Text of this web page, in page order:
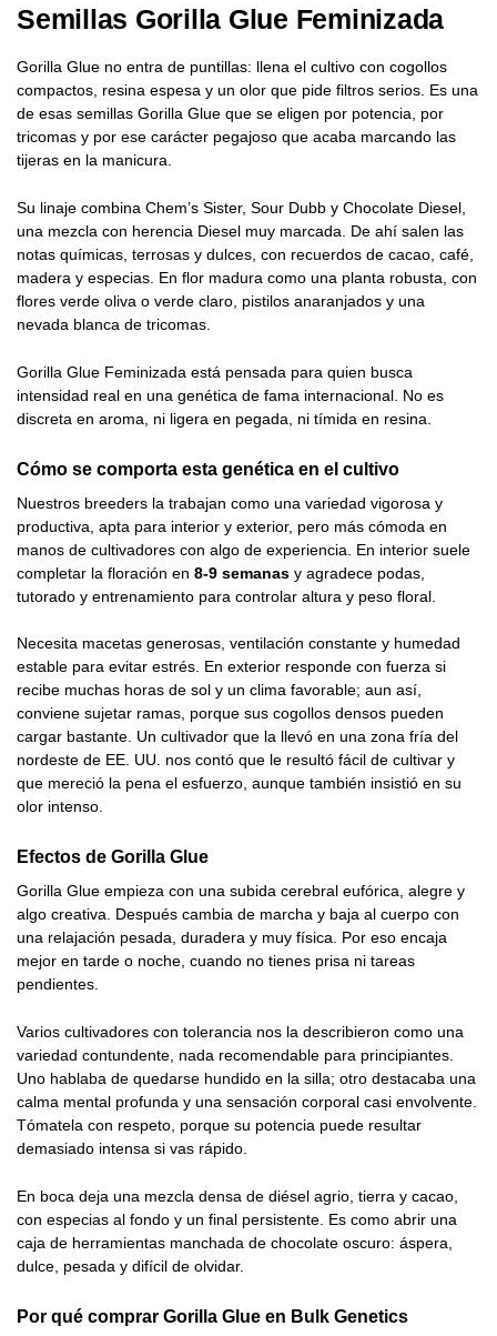
Semillas Gorilla Glue Feminizada
Gorilla Glue no entra de puntillas: llena el cultivo con cogollos
compactos, resina espesa y un olor que pide filtros serios. Es una
de esas semillas Gorilla Glue que se eligen por potencia, por
tricomas y por ese carácter pegajoso que acaba marcando las
tijeras en la manicura.
Su linaje combina Chem’s Sister, Sour Dubb y Chocolate Diesel,
una mezcla con herencia Diesel muy marcada. De ahí salen las
notas químicas, terrosas y dulces, con recuerdos de cacao, café,
madera y especias. En flor madura como una planta robusta, con
flores verde oliva o verde claro, pistilos anaranjados y una
nevada blanca de tricomas.
Gorilla Glue Feminizada está pensada para quien busca
intensidad real en una genética de fama internacional. No es
discreta en aroma, ni ligera en pegada, ni tímida en resina.
Cómo se comporta esta genética en el cultivo
Nuestros breeders la trabajan como una variedad vigorosa y
productiva, apta para interior y exterior, pero más cómoda en
manos de cultivadores con algo de experiencia. En interior suele
completar la floración en 8-9 semanas y agradece podas,
tutorado y entrenamiento para controlar altura y peso floral.
Necesita macetas generosas, ventilación constante y humedad
estable para evitar estrés. En exterior responde con fuerza si
recibe muchas horas de sol y un clima favorable; aun así,
conviene sujetar ramas, porque sus cogollos densos pueden
cargar bastante. Un cultivador que la llevó en una zona fría del
nordeste de EE. UU. nos contó que le resultó fácil de cultivar y
que mereció la pena el esfuerzo, aunque también insistió en su
olor intenso.
Efectos de Gorilla Glue
Gorilla Glue empieza con una subida cerebral eufórica, alegre y
algo creativa. Después cambia de marcha y baja al cuerpo con
una relajación pesada, duradera y muy física. Por eso encaja
mejor en tarde o noche, cuando no tienes prisa ni tareas
pendientes.
Varios cultivadores con tolerancia nos la describieron como una
variedad contundente, nada recomendable para principiantes.
Uno hablaba de quedarse hundido en la silla; otro destacaba una
calma mental profunda y una sensación corporal casi envolvente.
Tómatela con respeto, porque su potencia puede resultar
demasiado intensa si vas rápido.
En boca deja una mezcla densa de diésel agrio, tierra y cacao,
con especias al fondo y un final persistente. Es como abrir una
caja de herramientas manchada de chocolate oscuro: áspera,
dulce, pesada y difícil de olvidar.
Por qué comprar Gorilla Glue en Bulk Genetics